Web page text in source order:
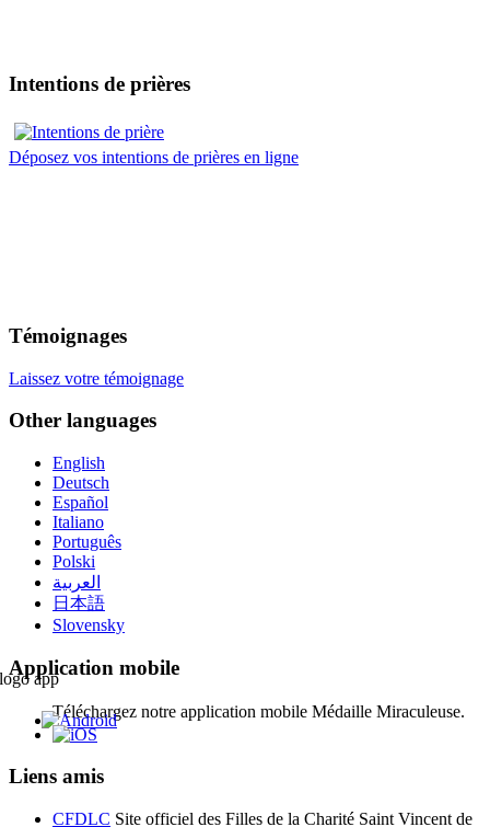
Intentions de prières
Déposez vos intentions de prières en ligne
Témoignages
Laissez votre témoignage
Other languages
English
Deutsch
Español
Italiano
Português
Polski
العربية
日本語
Slovensky
Application mobile
Téléchargez notre application mobile Médaille Miraculeuse.
Liens amis
CFDLC Site officiel des Filles de la Charité Saint Vincent de